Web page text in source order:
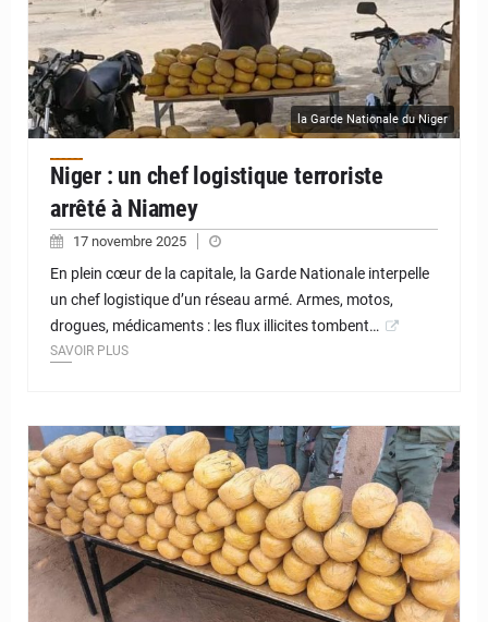
la Garde Nationale du Niger
Niger : un chef logistique terroriste
arrêté à Niamey
17 novembre 2025
En plein cœur de la capitale, la Garde Nationale interpelle
un chef logistique d’un réseau armé. Armes, motos,
drogues, médicaments : les flux illicites tombent…
SAVOIR PLUS